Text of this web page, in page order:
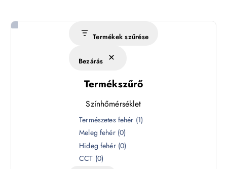
Termékek szűrése
Bezárás
Termékszűrő
Színhőmérséklet
Természetes fehér (1)
Meleg fehér (0)
Hideg fehér (0)
CCT (0)